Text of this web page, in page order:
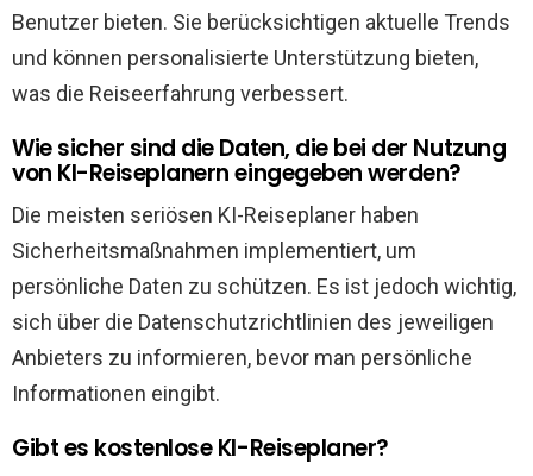
Benutzer bieten. Sie berücksichtigen aktuelle Trends
und können personalisierte Unterstützung bieten,
was die Reiseerfahrung verbessert.
Wie sicher sind die Daten, die bei der Nutzung
von KI-Reiseplanern eingegeben werden?
Die meisten seriösen KI-Reiseplaner haben
Sicherheitsmaßnahmen implementiert, um
persönliche Daten zu schützen. Es ist jedoch wichtig,
sich über die Datenschutzrichtlinien des jeweiligen
Anbieters zu informieren, bevor man persönliche
Informationen eingibt.
Gibt es kostenlose KI-Reiseplaner?